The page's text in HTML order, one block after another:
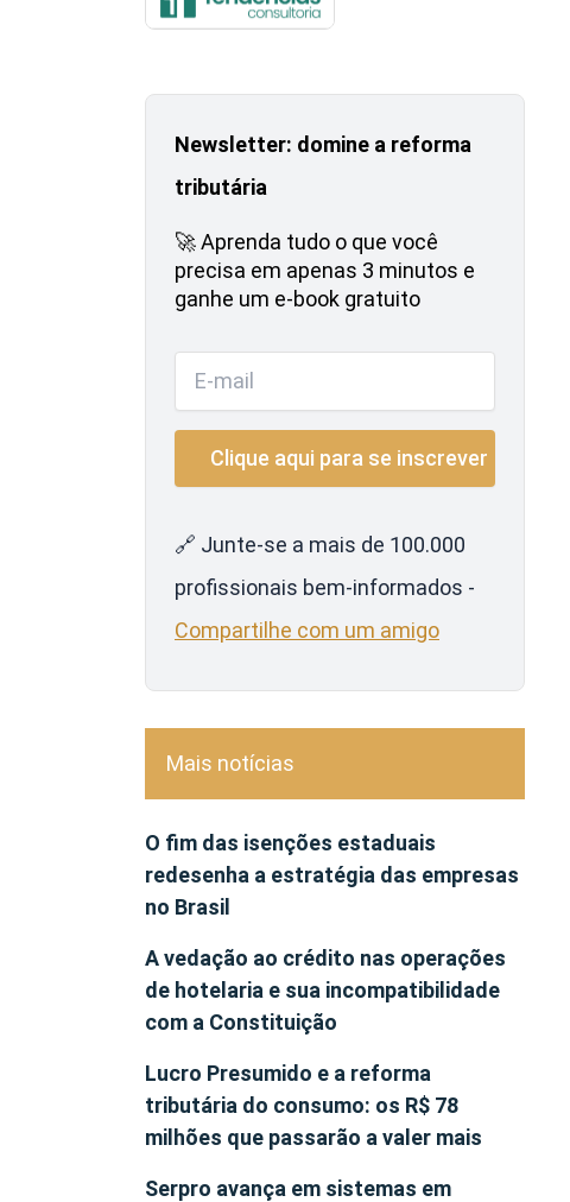
Newsletter: domine a reforma
tributária
🚀 Aprenda tudo o que você
precisa em apenas 3 minutos e
ganhe um e-book gratuito
🔗 Junte-se a mais de 100.000
profissionais bem-informados -
Compartilhe com um amigo
Mais notícias
O fim das isenções estaduais
redesenha a estratégia das empresas
no Brasil
A vedação ao crédito nas operações
de hotelaria e sua incompatibilidade
com a Constituição
Lucro Presumido e a reforma
tributária do consumo: os R$ 78
milhões que passarão a valer mais
Serpro avança em sistemas em